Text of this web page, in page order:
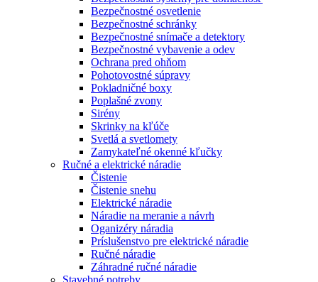
Bezpečnostné osvetlenie
Bezpečnostné schránky
Bezpečnostné snímače a detektory
Bezpečnostné vybavenie a odev
Ochrana pred ohňom
Pohotovostné súpravy
Pokladničné boxy
Poplašné zvony
Sirény
Skrinky na kľúče
Svetlá a svetlomety
Zamykateľné okenné kľučky
Ručné a elektrické náradie
Čistenie
Čistenie snehu
Elektrické náradie
Náradie na meranie a návrh
Oganizéry náradia
Príslušenstvo pre elektrické náradie
Ručné náradie
Záhradné ručné náradie
Stavebné potreby